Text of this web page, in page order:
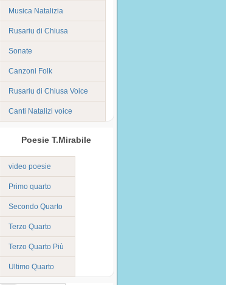
Musica Natalizia
Rusariu di Chiusa
Sonate
Canzoni Folk
Rusariu di Chiusa Voice
Canti Natalizi voice
Poesie T.Mirabile
video poesie
Primo quarto
Secondo Quarto
Terzo Quarto
Terzo Quarto Più
Ultimo Quarto